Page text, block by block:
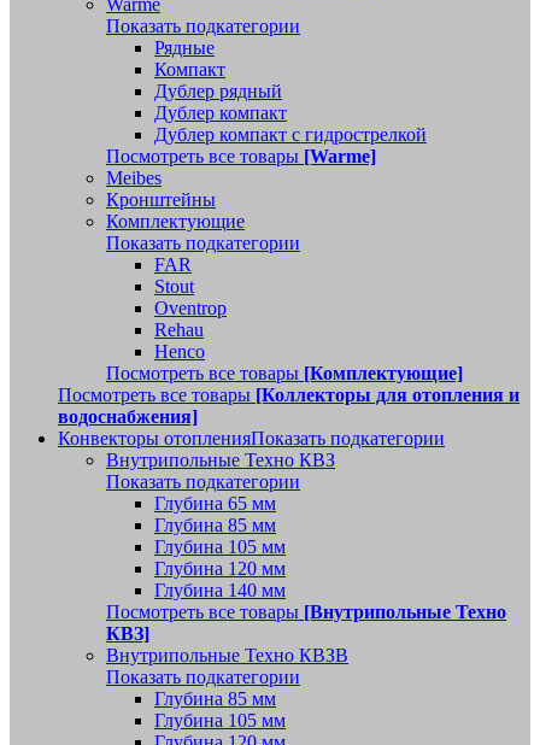
Warme
Показать подкатегории
Рядные
Компакт
Дублер рядный
Дублер компакт
Дублер компакт с гидрострелкой
Посмотреть все товары [Warme]
Meibes
Кронштейны
Комплектующие
Показать подкатегории
FAR
Stout
Oventrop
Rehau
Henco
Посмотреть все товары [Комплектующие]
Посмотреть все товары [Коллекторы для отопления и
водоснабжения]
Конвекторы отопленияПоказать подкатегории
Внутрипольные Техно КВЗ
Показать подкатегории
Глубина 65 мм
Глубина 85 мм
Глубина 105 мм
Глубина 120 мм
Глубина 140 мм
Посмотреть все товары [Внутрипольные Техно
КВЗ]
Внутрипольные Техно КВЗВ
Показать подкатегории
Глубина 85 мм
Глубина 105 мм